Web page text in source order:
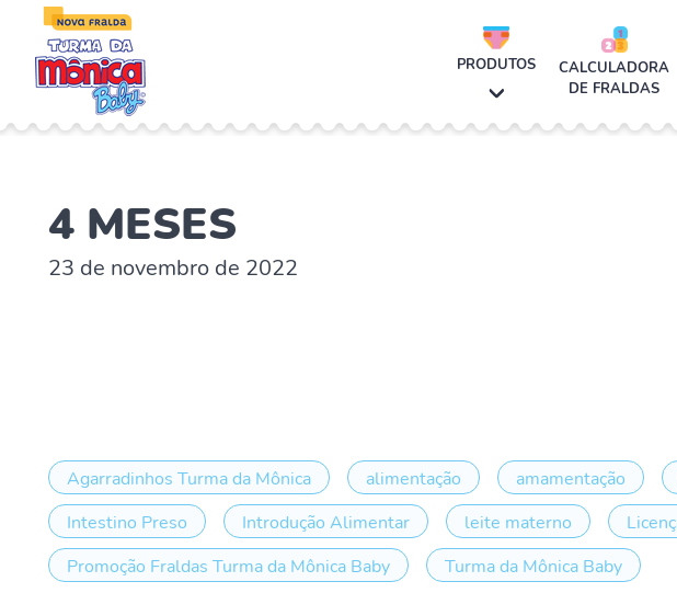
PRODUTOS
CALCULADORA
DE FRALDAS
4 MESES
23 de novembro de 2022
Agarradinhos Turma da Mônica alimentação amamentação
Intestino Preso
Introdução Alimentar leite materno
Promoção Fraldas Turma da Mônica Baby
Turma da Mônica Baby